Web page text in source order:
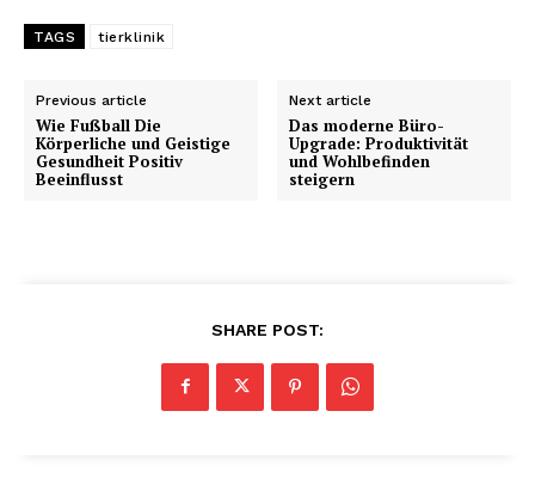
TAGS tierklinik
Previous article
Wie Fußball Die
Körperliche und Geistige
Gesundheit Positiv
Beeinflusst
Next article
Das moderne Büro-
Upgrade: Produktivität
und Wohlbefinden
steigern
SHARE POST: